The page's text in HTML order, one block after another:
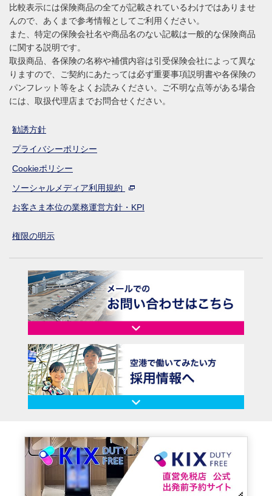
比較表示には保険商品の全てが記載されているわけではありませ
んので、あくまで参考情報としてご利用ください。
また、特定の保険会社名や商品名のない記載は一般的な保険商品
に関する説明です。
取扱商品、各保険の名称や補償内容は引受保険会社によって異な
りますので、ご契約にあたっては必ず重要事項説明書や各保険の
パンフレット等をよくお読みください。ご不明な点等がある場合
には、取扱代理店までお問合せください。
勧誘方針
プライバシーポリシー
Cookieポリシー
ソーシャルメディア利用規約
お客さま本位の業務運営方針・KPI
権限の明示